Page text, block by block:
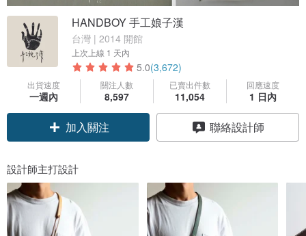
HANDBOY 手工娘子漢
台灣 | 2014 開館
上次上線 1 天內
5.0(3,672)
出貨速度
一週內
關注人數
8,597
已賣出件數
11,054
回應速度
1 日內
領優惠券
聯絡設計師
設計師主打設計